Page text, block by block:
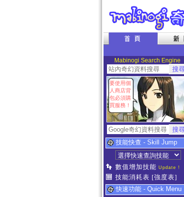
Mabinogi Search Engine
要使用個
人商店背
包必須購
買服務！
技能快查 - Skill Jump
數值增加技能 Update !
技能消耗表 [強度表]
快速功能 - Quick Menu